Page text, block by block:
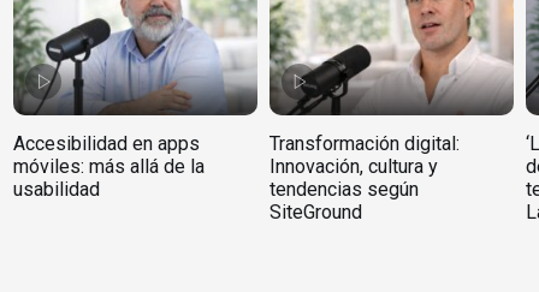
Accesibilidad en apps
móviles: más allá de la
usabilidad
Transformación digital:
Innovación, cultura y
tendencias según
SiteGround